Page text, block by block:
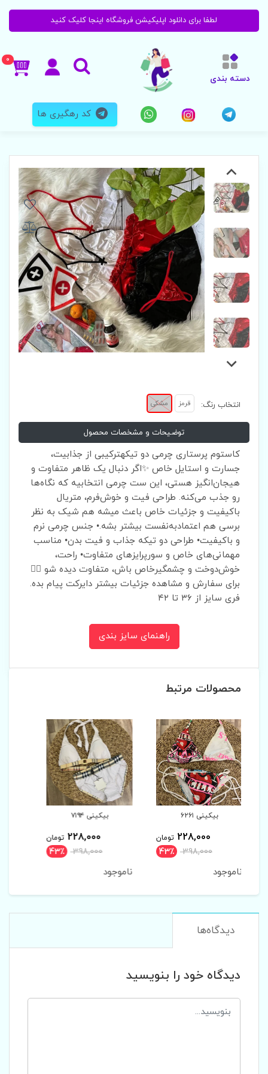
لطفا برای دانلود اپلیکیشن فروشگاه اینجا کلیک کنید
دسته بندی
0
کد رهگیری ها
انتخاب رنگ: قرمز مشکی
توضیحات و مشخصات محصول
کاستوم پرستاری چرمی دو تیکهترکیبی از جذابیت،
جسارت و استایل خاص ✨اگر دنبال یک ظاهر متفاوت و
هیجان‌انگیز هستی، این ست چرمی انتخابیه که نگاه‌ها
رو جذب می‌کنه. طراحی فیت و خوش‌فرم، متریال
باکیفیت و جزئیات خاص باعث میشه هم شیک به نظر
برسی هم اعتمادبه‌نفست بیشتر بشه.• جنس چرمی نرم
و باکیفیت• طراحی دو تیکه جذاب و فیت بدن• مناسب
مهمانی‌های خاص و سورپرایزهای متفاوت• راحت،
خوش‌دوخت و چشمگیرخاص باش، متفاوت دیده شو ❤️‍🔥
برای سفارش و مشاهده جزئیات بیشتر دایرکت پیام بده.
فری سایز از ۳۶ تا ۴۲
راهنمای سایز بندی
محصولات مرتبط
بیکینی ۷۱۹۴
228,000 تومان
398,000 43٪
ناموجود
سوتین کلوین ۹۲۷۶
228,000 تومان
398,000 43٪
ناموجود
دیدگاه‌ها
دیدگاه خود را بنویسید